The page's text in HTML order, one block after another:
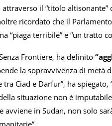
il “titolo
ricordato che il
“piaga terribile” e “un tratto
Frontiere, ha definito
la sopravvivenza di metà
Ciad e Darfur”, ha
situazione non è
avviene in Sudan, non solo